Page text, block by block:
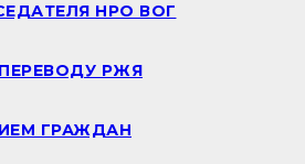
НРО ВОГ
РЖЯ
ГРАЖДАН